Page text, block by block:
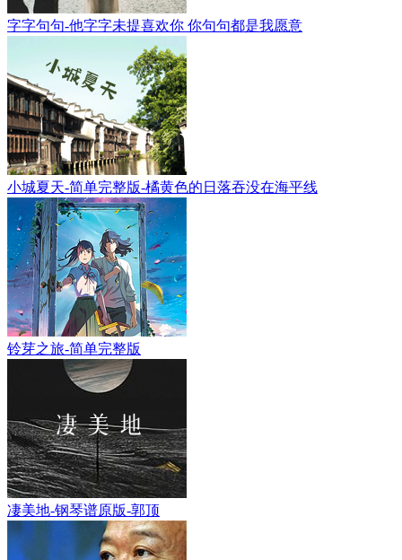
字字句句-他字字未提喜欢你 你句句都是我愿意
小城夏天-简单完整版-橘黄色的日落吞没在海平线
铃芽之旅-简单完整版
凄美地-钢琴谱原版-郭顶